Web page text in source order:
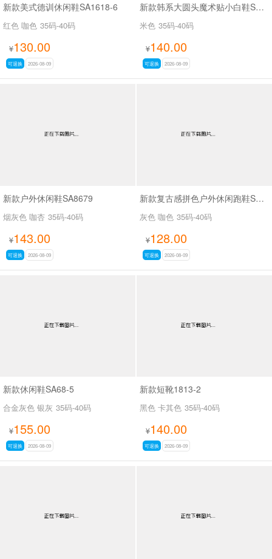
新款美式德训休闲鞋SA1618-6
红色 咖色 35码-40码
¥130.00
可退换 2026-08-09
新款韩系大圆头魔术贴小白鞋SAK2616A
米色 35码-40码
¥140.00
可退换 2026-08-09
新款户外休闲鞋SA8679
烟灰色 咖杏 35码-40码
¥143.00
可退换 2026-08-09
新款复古感拼色户外休闲跑鞋SA356-6
灰色 咖色 35码-40码
¥128.00
可退换 2026-08-09
新款休闲鞋SA68-5
合金灰色 银灰 35码-40码
¥155.00
可退换 2026-08-09
新款短靴1813-2
黑色 卡其色 35码-40码
¥140.00
可退换 2026-08-09